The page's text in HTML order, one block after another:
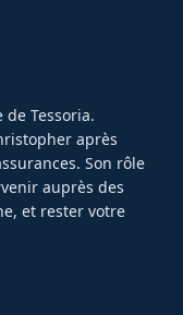
Tessoria.
après
Son rôle
auprès des
et rester votre